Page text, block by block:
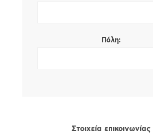
Πόλη:
Στοιχεία επικοινωνίας